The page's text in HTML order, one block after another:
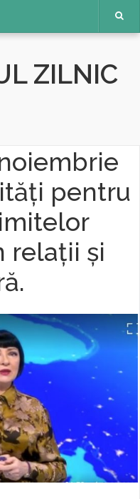
ZILNIC
pentru
relații și